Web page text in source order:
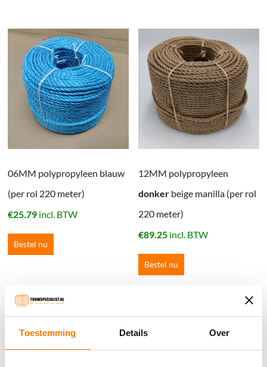
Toestemming Details Over
06MM polypropyleen blauw
(per rol 220 meter)
€25.79 incl. BTW
Bestel nu
12MM polypropyleen
donker beige manilla (per rol
220 meter)
€89.25 incl. BTW
Bestel nu
Winkelwagen
Geen producten in de winkelwagen.